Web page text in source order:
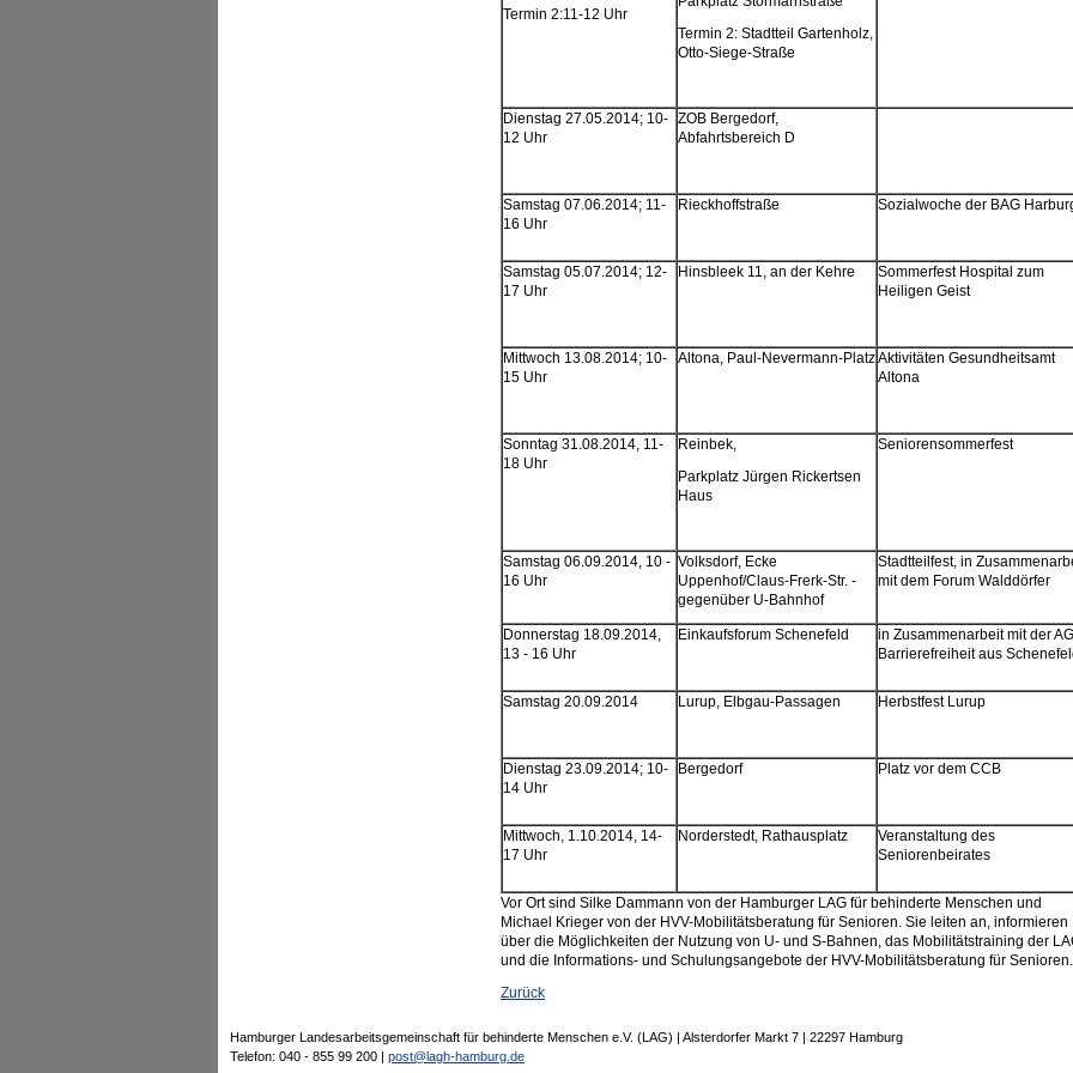
Termin 2:11-12 Uhr
Termin 2: Stadtteil Gartenholz,
Otto-Siege-Straße
Dienstag 27.05.2014; 10-
12 Uhr
ZOB Bergedorf,
Abfahrtsbereich D
Samstag 07.06.2014; 11-
16 Uhr
Rieckhoffstraße Sozialwoche der BAG
Samstag 05.07.2014; 12-
17 Uhr
Hinsbleek 11, an der Kehre
Sommerfest Hospital zum
Heiligen Geist
Mittwoch 13.08.2014; 10-
15 Uhr
Altona, Paul-Nevermann-PlatzAktivitäten Gesundheitsamt
Altona
Sonntag 31.08.2014, 11-
18 Uhr
Reinbek,
Parkplatz Jürgen Rickertsen
Haus
Seniorensommerfest
Samstag 06.09.2014, 10 -
16 Uhr
Volksdorf, Ecke
Uppenhof/Claus-Frerk-Str. -
gegenüber U-Bahnhof
Stadtteilfest, in
mit dem Forum Walddörfer
Donnerstag 18.09.2014,
13 - 16 Uhr
Einkaufsforum Schenefeld
in Zusammenarbeit mit der AG
Barrierefreiheit aus
Samstag 20.09.2014 Lurup, Elbgau-Passagen Herbstfest Lurup
Dienstag 23.09.2014; 10-
14 Uhr
Bergedorf Platz vor dem CCB
Mittwoch, 1.10.2014, 14-
17 Uhr
Norderstedt, Rathausplatz
Veranstaltung des
Seniorenbeirates
Vor Ort sind Silke Dammann von der Hamburger LAG für behinderte Menschen und
Michael Krieger von der HVV-Mobilitätsberatung für Senioren. Sie leiten an, informieren
über die Möglichkeiten der Nutzung von U- und S-Bahnen, das Mobilitätstraining der
und die Informations- und Schulungsangebote der HVV-Mobilitätsberatung für Senioren.
Zurück
Hamburger Landesarbeitsgemeinschaft für behinderte Menschen e.V. (LAG) | Alsterdorfer Markt 7 | 22297 Hamburg
Telefon: 040 - 855 99 200 | post@lagh-hamburg.de